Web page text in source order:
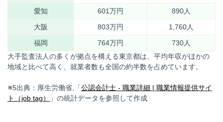
愛知
601万円
890人
大阪
803万円
1,760人
福岡
764万円
730人
大手監査法人の多くが拠点を構える東京都は、平均年収がほかの
地域と比べて高く、就業者数も全国の約半数を占めています。
※5出典：厚生労働省,「公認会計士 - 職業詳細 | 職業情報提供サイ
ト（job tag）
」の統計データを参照して作成